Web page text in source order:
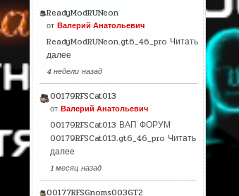
ReadyModRUNeon
от Валерий Анатольевич
ReadyModRUNeon.gt6_46_pro Читать
далее
4 недели назад
00179RFSCat013
от Валерий Анатольевич
00179RFSCat013 ВАП ФОРУМ
00179RFSCat013.gt6_46_pro Читать
далее
1 месяц назад
00177RFSGnoms003GT2